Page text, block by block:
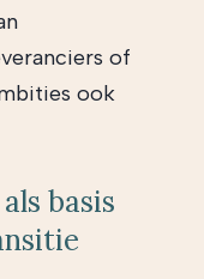
of
ook
basis